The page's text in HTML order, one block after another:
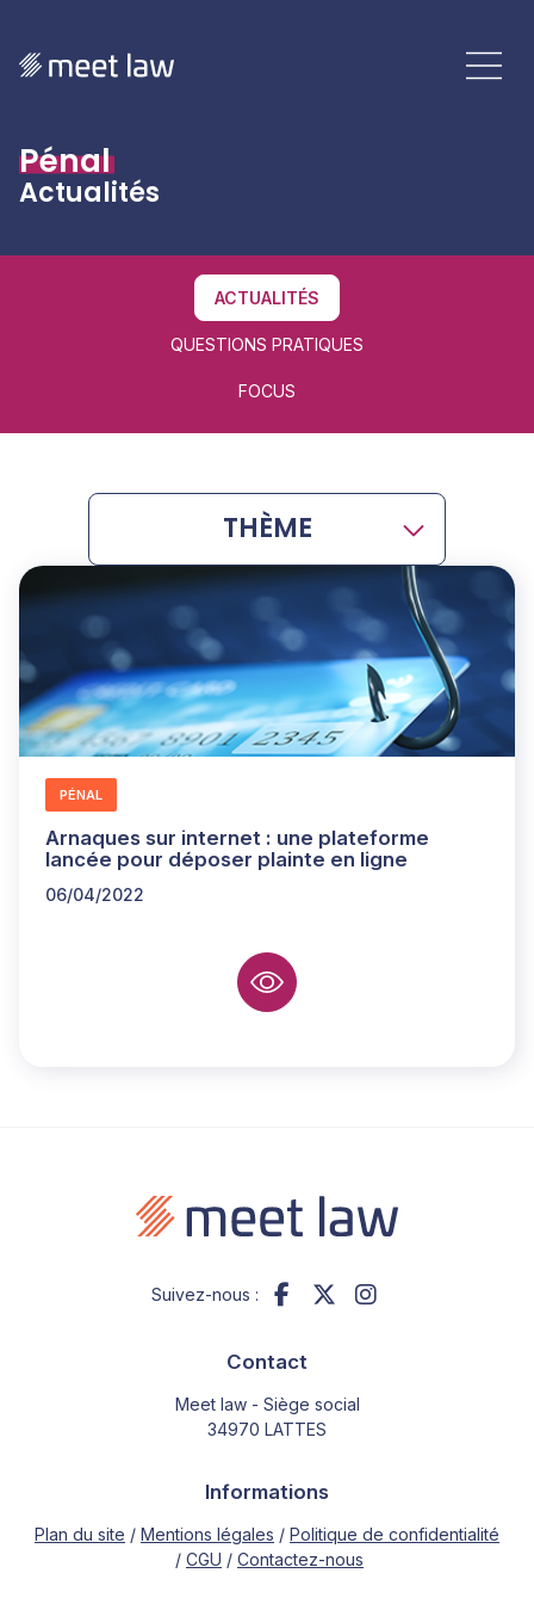
Pénal
Actualités
ACTUALITÉS
QUESTIONS PRATIQUES
FOCUS
THÈME
Arnaques sur internet : une plateforme
lancée pour déposer plainte en ligne
06/04/2022
PÉNAL
Suivez-nous :
Contact
Meet law - Siège social
34970 LATTES
Informations
Plan du site Mentions légales
Politique de confidentialité
CGU
Contactez-nous